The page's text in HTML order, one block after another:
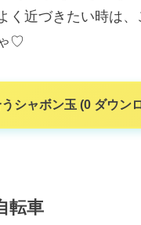
く近づきたい時は
♡
シャボン玉 (0 ダウン
転車